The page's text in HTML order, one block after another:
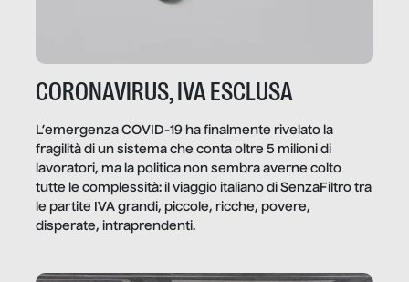
CORONAVIRUS, IVA ESCLUSA
L’emergenza COVID-19 ha finalmente rivelato la
fragilità di un sistema che conta oltre 5 milioni di
lavoratori, ma la politica non sembra averne colto
tutte le complessità: il viaggio italiano di SenzaFiltro tra
le partite IVA grandi, piccole, ricche, povere,
disperate, intraprendenti.